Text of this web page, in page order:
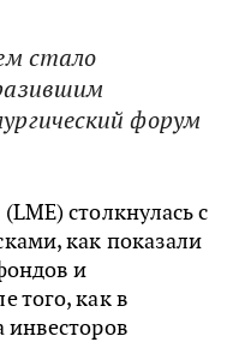
стало
форум
столкнулась с
как показали
и
того, как в